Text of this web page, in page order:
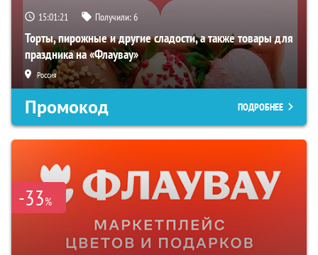
15:01:20 Получили:6
Торты, пирожные и другие сладости, а также товары для
праздника на «Флаувау»
Россия
Промокод ПОДРОБНЕЕ
-33%